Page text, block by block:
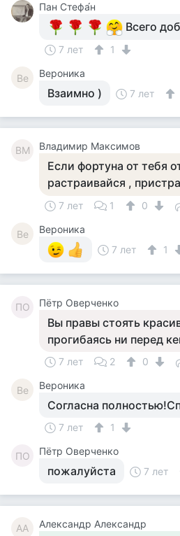
Пан Стефа́н
Всего
7 лет 1
Ве Вероника
Взаимно ) 7 лет
ВМ Владимир Максимов
Если фортуна от тебя
растраивайся ,
7 лет 1 0
Ве
Вероника
7 лет
1
ПО Пётр Оверченко
Вы правы стоять
прогибаясь ни перед
7 лет 2 0
Ве Вероника
Согласна
7 лет 1
ПО Пётр Оверченко
пожалуйста 7 лет
АА Александр Александр